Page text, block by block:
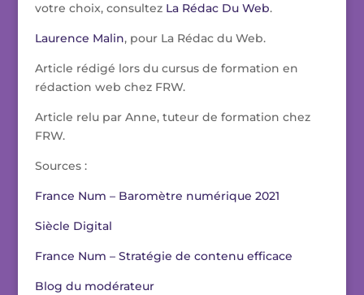
votre choix, consultez La Rédac Du Web.
Laurence Malin, pour La Rédac du Web.
Article rédigé lors du cursus de formation en
rédaction web chez FRW.
Article relu par Anne, tuteur de formation chez
FRW.
Sources :
France Num – Baromètre numérique 2021
Siècle Digital
France Num – Stratégie de contenu efficace
Blog du modérateur